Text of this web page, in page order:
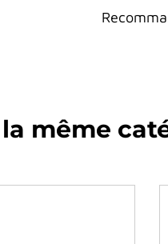
même